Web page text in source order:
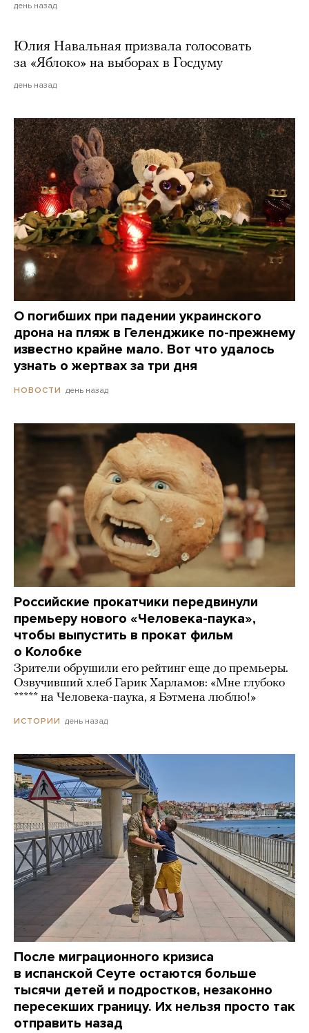
день назад
Юлия Навальная призвала голосовать
за «Яблоко» на выборах в Госдуму
день назад
О погибших при падении украинского
дрона на пляж в Геленджике по-прежнему
известно крайне мало. Вот что удалось
узнать о жертвах за три дня
НОВОСТИ день назад
Российские прокатчики передвинули
премьеру нового «Человека-паука»,
чтобы выпустить в прокат фильм
о Колобке
Зрители обрушили его рейтинг еще до премьеры.
Озвучивший хлеб Гарик Харламов: «Мне глубоко
***** на Человека-паука, я Бэтмена люблю!»
ИСТОРИИ день назад
После миграционного кризиса
в испанской Сеуте остаются больше
тысячи детей и подростков, незаконно
пересекших границу. Их нельзя просто так
отправить назад